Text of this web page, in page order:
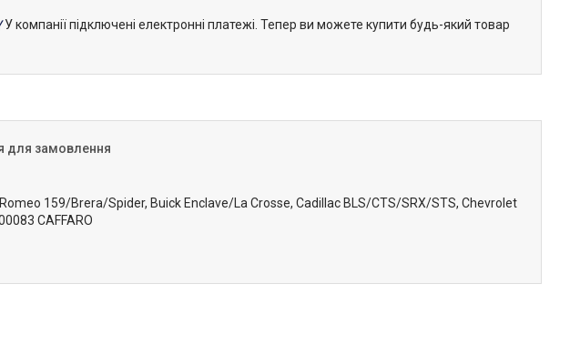
У компанії підключені електронні платежі. Тепер ви можете купити будь-який товар
для замовлення
159/Brera/Spider, Buick Enclave/La Crosse, Cadillac BLS/CTS/SRX/STS, Chevrolet
CAFFARO